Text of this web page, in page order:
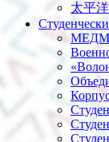
太平